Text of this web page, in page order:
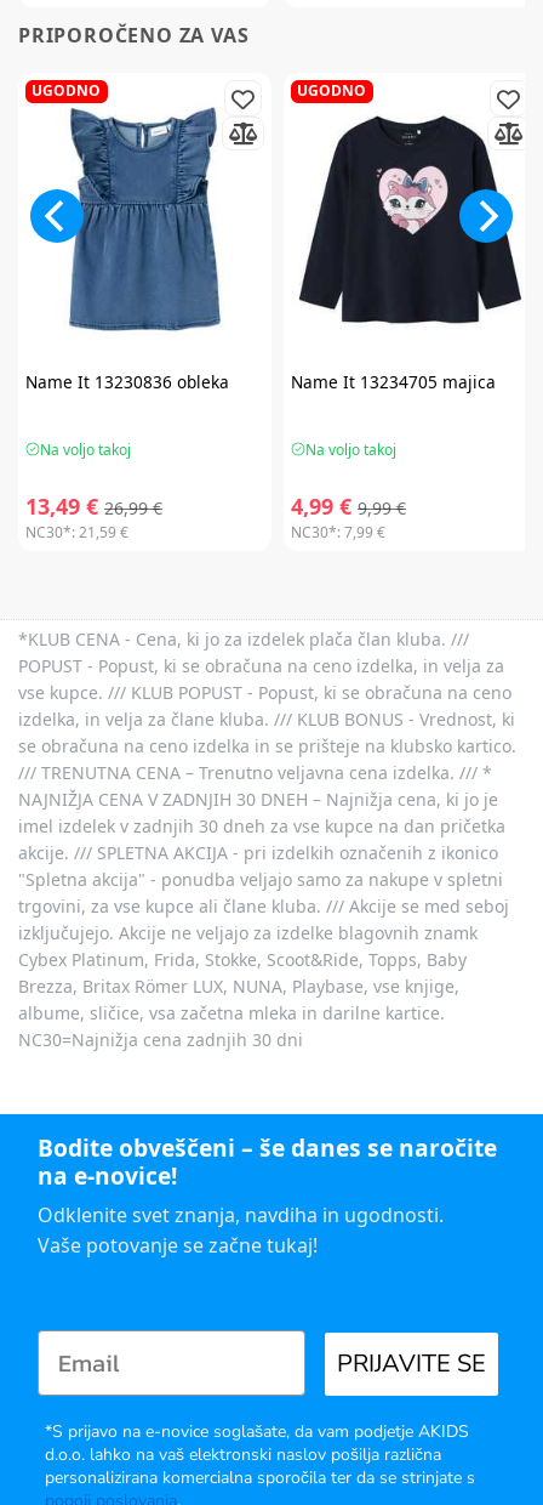
PRIPOROČENO ZA VAS
UGODNO
Name It13230836 obleka
Na voljo takoj
13,49 € 26,99 €
NC30*:21,59 €
UGODNO
Name It13234705 majica
Na voljo takoj
4,99 € 9,99 €
NC30*:7,99 €
*KLUB CENA - Cena, ki jo za izdelek plača član kluba. ///
POPUST - Popust, ki se obračuna na ceno izdelka, in velja za
vse kupce. /// KLUB POPUST - Popust, ki se obračuna na ceno
izdelka, in velja za člane kluba. /// KLUB BONUS - Vrednost, ki
se obračuna na ceno izdelka in se prišteje na klubsko kartico.
/// TRENUTNA CENA – Trenutno veljavna cena izdelka. /// *
NAJNIŽJA CENA V ZADNJIH 30 DNEH – Najnižja cena, ki jo je
imel izdelek v zadnjih 30 dneh za vse kupce na dan pričetka
akcije. /// SPLETNA AKCIJA - pri izdelkih označenih z ikonico
"Spletna akcija" - ponudba veljajo samo za nakupe v spletni
trgovini, za vse kupce ali člane kluba. /// Akcije se med seboj
izključujejo. Akcije ne veljajo za izdelke blagovnih znamk
Cybex Platinum, Frida, Stokke, Scoot&Ride, Topps, Baby
Brezza, Britax Römer LUX, NUNA, Playbase, vse knjige,
albume, sličice, vsa začetna mleka in darilne kartice.
NC30=Najnižja cena zadnjih 30 dni
Bodite obveščeni – še danes se naročite
na e-novice!
Odklenite svet znanja, navdiha in ugodnosti.
Vaše potovanje se začne tukaj!
PRIJAVITE SE
*S prijavo na e-novice soglašate, da vam podjetje AKIDS
d.o.o. lahko na vaš elektronski naslov pošilja različna
personalizirana komercialna sporočila ter da se strinjate s